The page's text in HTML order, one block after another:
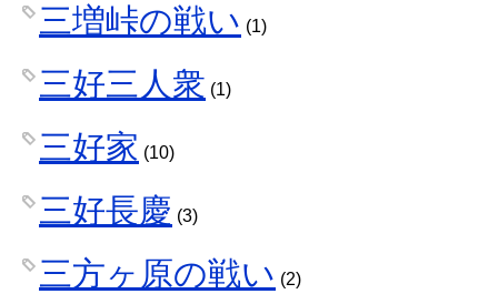
三増峠の戦い (1)
三好三人衆 (1)
三好家 (10)
三好長慶 (3)
三方ヶ原の戦い (2)